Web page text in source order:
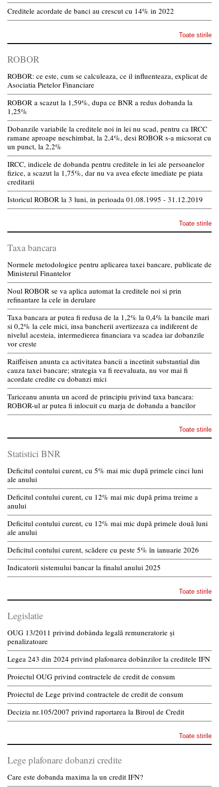
Creditele acordate de banci au crescut cu 14% in 2022
Toate stirile
ROBOR
ROBOR: ce este, cum se calculeaza, ce il influenteaza, explicat de
Asociatia Pietelor Financiare
ROBOR a scazut la 1,59%, dupa ce BNR a redus dobanda la
1,25%
Dobanzile variabile la creditele noi in lei nu scad, pentru ca IRCC
ramane aproape neschimbat, la 2,4%, desi ROBOR s-a micsorat cu
un punct, la 2,2%
IRCC, indicele de dobanda pentru creditele in lei ale persoanelor
fizice, a scazut la 1,75%, dar nu va avea efecte imediate pe piata
creditarii
Istoricul ROBOR la 3 luni, in perioada 01.08.1995 - 31.12.2019
Toate stirile
Taxa bancara
Normele metodologice pentru aplicarea taxei bancare, publicate de
Ministerul Finantelor
Noul ROBOR se va aplica automat la creditele noi si prin
refinantare la cele in derulare
Taxa bancara ar putea fi redusa de la 1,2% la 0,4% la bancile mari
si 0,2% la cele mici, insa bancherii avertizeaza ca indiferent de
nivelul acesteia, intermedierea financiara va scadea iar dobanzile
vor creste
Raiffeisen anunta ca activitatea bancii a incetinit substantial din
cauza taxei bancare; strategia va fi reevaluata, nu vor mai fi
acordate credite cu dobanzi mici
Tariceanu anunta un acord de principiu privind taxa bancara:
ROBOR-ul ar putea fi inlocuit cu marja de dobanda a bancilor
Toate stirile
Statistici BNR
Deficitul contului curent, cu 5% mai mic după primele cinci luni
ale anului
Deficitul contului curent, cu 12% mai mic după prima treime a
anului
Deficitul contului curent, cu 12% mai mic după primele două luni
ale anului
Deficitul contului curent, scădere cu peste 5% în ianuarie 2026
Indicatorii sistemului bancar la finalul anului 2025
Toate stirile
Legislatie
OUG 13/2011 privind dobânda legală remuneratorie și
penalizatoare
Legea 243 din 2024 privind plafonarea dobânzilor la creditele IFN
Proiectul OUG privind contractele de credit de consum
Proiectul de Lege privind contractele de credit de consum
Decizia nr.105/2007 privind raportarea la Biroul de Credit
Toate stirile
Lege plafonare dobanzi credite
Care este dobanda maxima la un credit IFN?